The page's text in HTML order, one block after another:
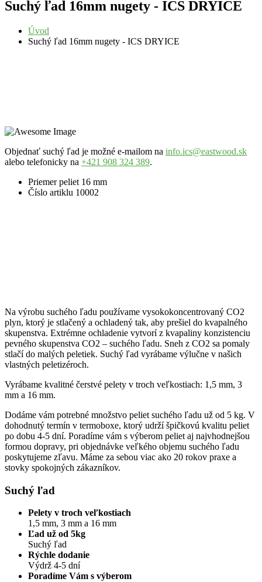
Suchý ľad 16mm nugety - ICS DRYICE
Úvod
Suchý ľad 16mm nugety - ICS DRYICE
Objednať suchý ľad je možné e-mailom na info.ics@eastwood.sk
alebo telefonicky na +421 908 324 389.
Priemer peliet 16 mm
Číslo artiklu 10002
Na výrobu suchého ľadu používame vysokokoncentrovaný CO2
plyn, ktorý je stlačený a ochladený tak, aby prešiel do kvapalného
skupenstva. Extrémne ochladenie vytvorí z kvapaliny konzistenciu
pevného skupenstva CO2 – suchého ľadu. Sneh z CO2 sa pomaly
stlačí do malých peletiek. Suchý ľad vyrábame výlučne v našich
vlastných peletizéroch.
Vyrábame kvalitné čerstvé pelety v troch veľkostiach: 1,5 mm, 3
mm a 16 mm.
Dodáme vám potrebné množstvo peliet suchého ľadu už od 5 kg. V
dohodnutý termín v termoboxe, ktorý udrží špičkovú kvalitu peliet
po dobu 4-5 dní. Poradíme vám s výberom peliet aj najvhodnejšou
formou dopravy, pri objednávke veľkého objemu suchého ľadu
poskytujeme zľavu. Máme za sebou viac ako 20 rokov praxe a
stovky spokojných zákazníkov.
Suchý ľad
Pelety v troch veľkostiach
1,5 mm, 3 mm a 16 mm
Ľad už od 5kg
Suchý ľad
Rýchle dodanie
Výdrž 4-5 dní
Poradíme Vám s výberom